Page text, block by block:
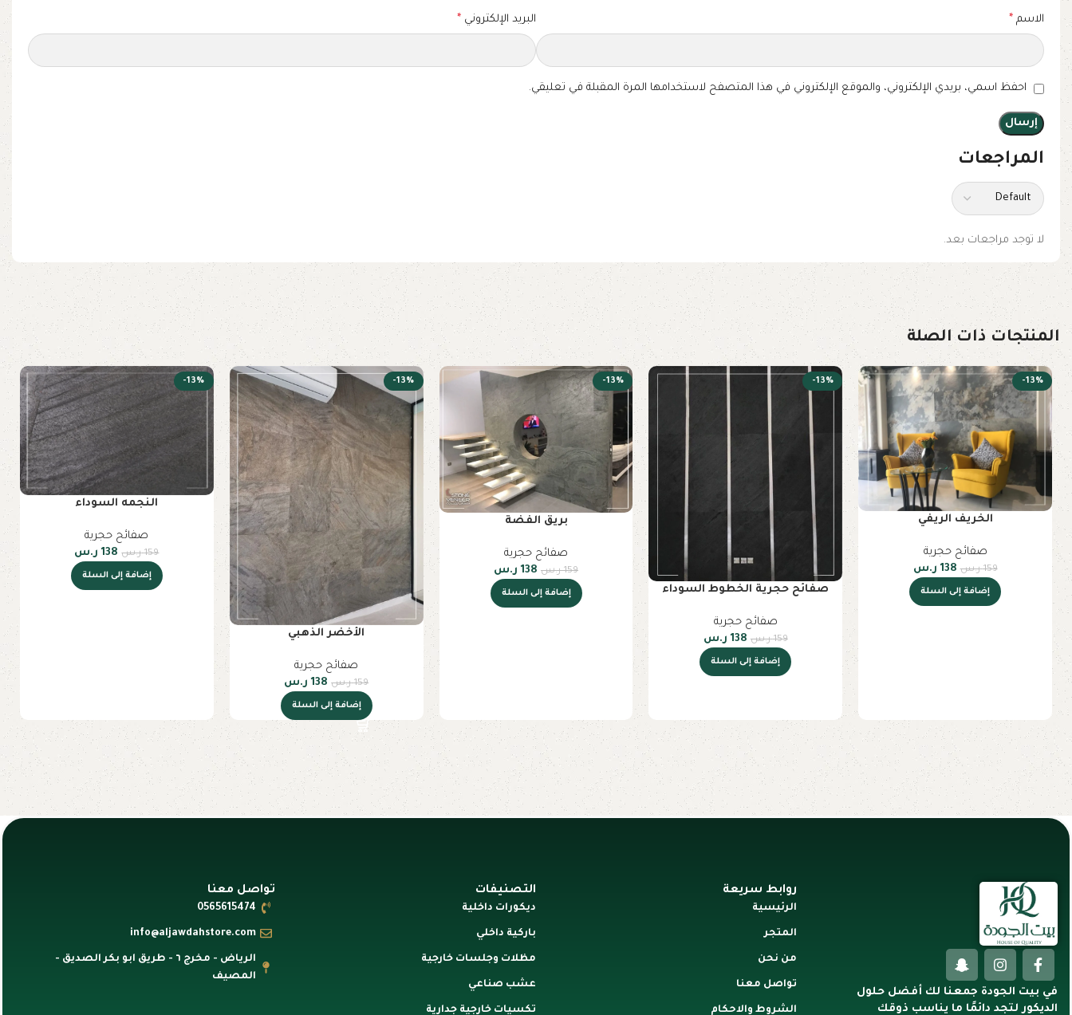
المراجعات
لا توجد مراجعات بعد.
الاسم * البريد الإلكتروني *
احفظ اسمي، بريدي الإلكتروني، والموقع الإلكتروني في هذا المتصفح لاستخدامها المرة المقبلة في تعليقي.
المنتجات ذات الصلة
-13%
الخريف الريفي
صفائح حجرية
159 ر.س 138 ر.س
إضافة إلى السلة
-13%
صفائح حجرية الخطوط السوداء
صفائح حجرية
159 ر.س 138 ر.س
إضافة إلى السلة
-13%
بريق الفضة
صفائح حجرية
159 ر.س 138 ر.س
إضافة إلى السلة
-13%
الأخضر الذهبي
صفائح حجرية
159 ر.س 138 ر.س
إضافة إلى السلة
-13%
النجمه السوداء
صفائح حجرية
159 ر.س 138 ر.س
إضافة إلى السلة
في بيت الجودة جمعنا لك أفضل حلول
الديكور لتجد دائمًا ما يناسب ذوقك
روابط سريعة
الرئيسية
المتجر
من نحن
تواصل معنا
الشروط والاحكام
التصنيفات
ديكورات داخلية
باركية داخلي
مظلات وجلسات خارجية
عشب صناعي
تكسيات خارجية جدارية
تواصل معنا
0565615474
info@aljawdahstore.com
الرياض - مخرج ٦ - طريق ابو بكر الصديق -
المصيف